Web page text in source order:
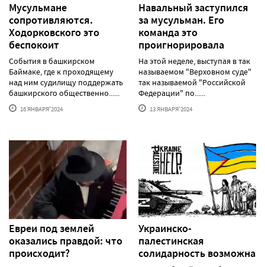
Мусульмане
сопротивляются.
Ходорковского это
беспокоит
События в башкирском
Баймаке, где к проходящему
над ним судилищу поддержать
башкирского общественно......
16 ЯНВАРЯ'2024
Навальный заступился
за мусульман. Его
команда это
проигнорировала
На этой неделе, выступая в так
называемом "Верховном суде"
так называемой "Российской
Федерации" по......
13 ЯНВАРЯ'2024
Евреи под землей
оказались правдой: что
происходит?
Украинско-
палестинская
солидарность возможна